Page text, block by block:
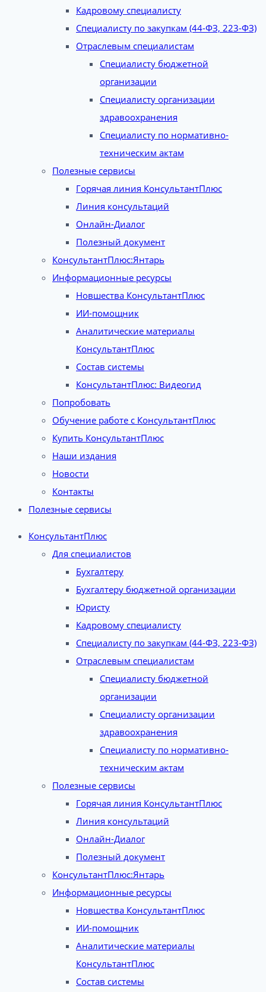
Кадровому специалисту
Специалисту по закупкам (44-ФЗ, 223-ФЗ)
Отраслевым специалистам
Специалисту бюджетной
организации
Специалисту организации
здравоохранения
Специалисту по нормативно-
техническим актам
Полезные сервисы
Горячая линия КонсультантПлюс
Линия консультаций
Онлайн-Диалог
Полезный документ
КонсультантПлюс:Янтарь
Информационные ресурсы
Новшества КонсультантПлюс
ИИ-помощник
Аналитические материалы
КонсультантПлюс
Состав системы
КонсультантПлюс: Видеогид
Попробовать
Обучение работе с КонсультантПлюс
Купить КонсультантПлюс
Наши издания
Новости
Контакты
Полезные сервисы
КонсультантПлюс
Для специалистов
Бухгалтеру
Бухгалтеру бюджетной организации
Юристу
Кадровому специалисту
Специалисту по закупкам (44-ФЗ, 223-ФЗ)
Отраслевым специалистам
Специалисту бюджетной
организации
Специалисту организации
здравоохранения
Специалисту по нормативно-
техническим актам
Полезные сервисы
Горячая линия КонсультантПлюс
Линия консультаций
Онлайн-Диалог
Полезный документ
КонсультантПлюс:Янтарь
Информационные ресурсы
Новшества КонсультантПлюс
ИИ-помощник
Аналитические материалы
КонсультантПлюс
Состав системы